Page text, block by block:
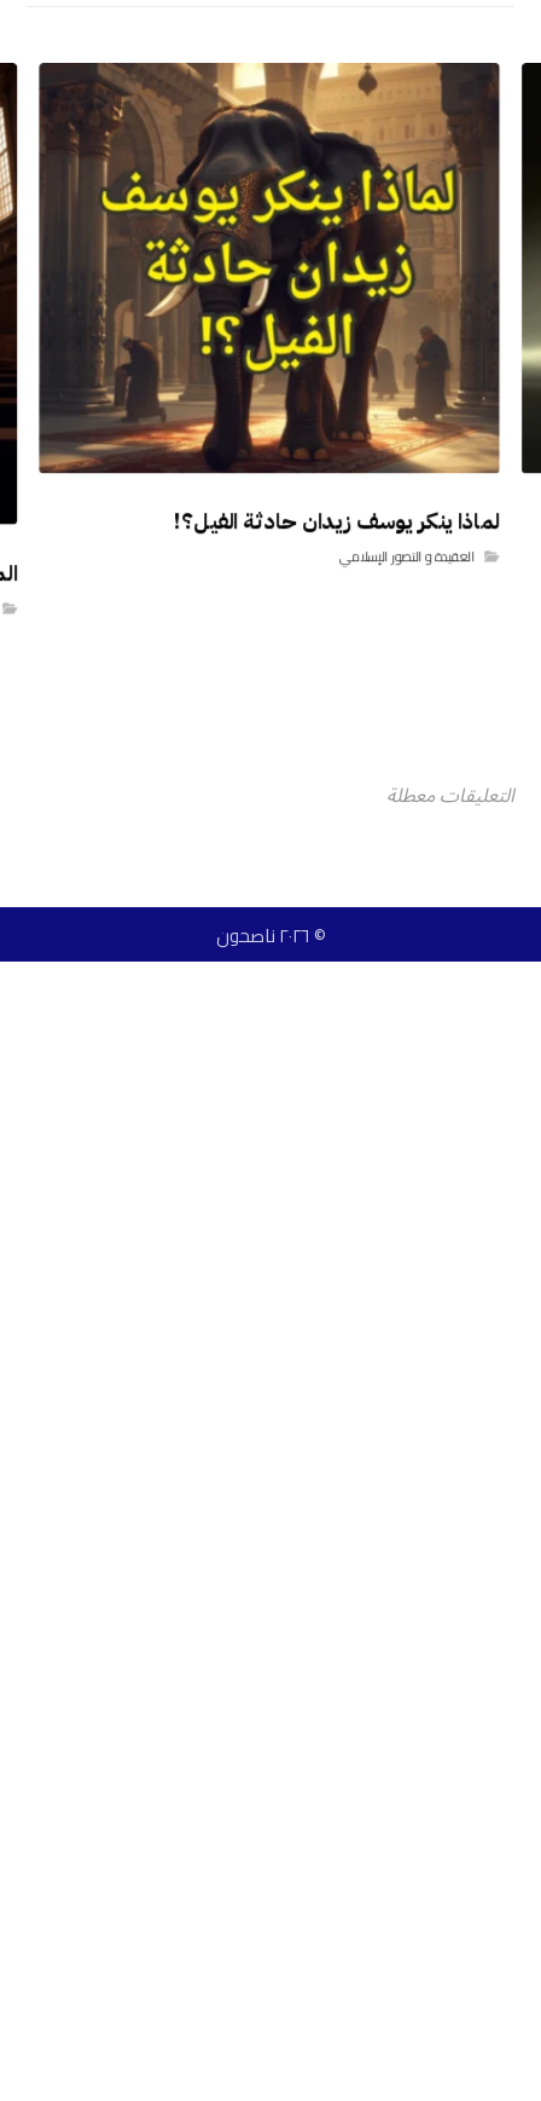
لماذا ينكر يوسف زيدان حادثة الفيل؟!
العقيدة و التصور الإسلامي
التعليقات معطلة
© ٢٠٢٦ ناصحون